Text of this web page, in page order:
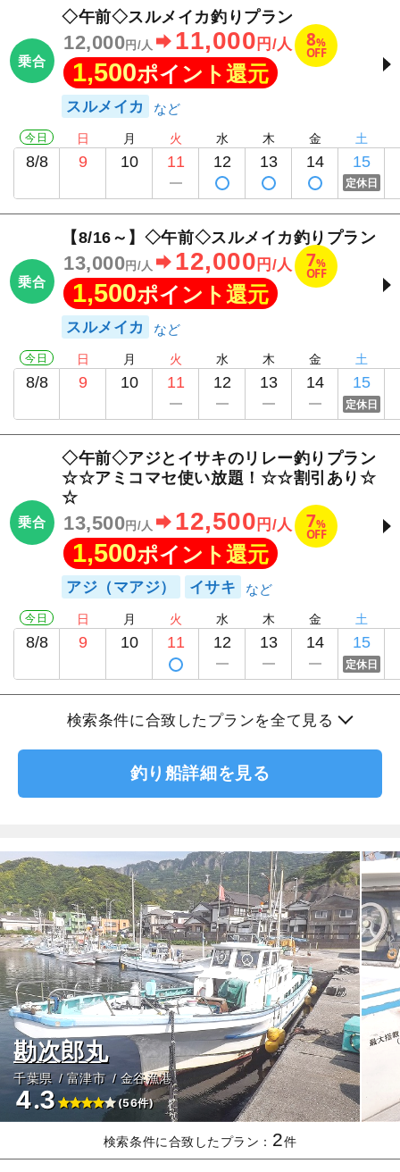
乗合
◇午前◇スルメイカ釣りプラン
12,000 円/人 11,000 円/人 8%
OFF
1,500ポイント還元
スルメイカ
今日
8/8
日
9
月
10
火
11
水
12
木
13
金
14
土
15
定休日
乗合
【8/16～】◇午前◇スルメイカ釣りプラン
13,000 円/人 12,000 円/人 7%
OFF
1,500ポイント還元
スルメイカ
今日
8/8
日
9
月
10
火
11
水
12
木
13
金
14
土
15
定休日
乗合
◇午前◇アジとイサキのリレー釣りプラン
☆☆アミコマセ使い放題！☆☆割引あり☆
☆
13,500 円/人 12,500 円/人 7%
OFF
1,500ポイント還元
アジ（マアジ） イサキ
今日
8/8
日
9
月
10
火
11
水
12
木
13
金
14
土
15
定休日
検索条件に合致したプランを全て見る
釣り船詳細を見る
勘次郎丸
千葉県 富津市 金谷漁港
4.3 (56件)
検索条件に合致したプラン： 2件